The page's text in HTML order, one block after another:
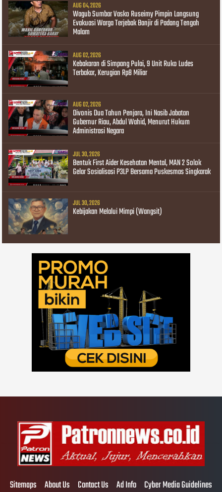
AUG 04, 2026
Wagub Sumbar Vasko Ruseimy Pimpin Langsung
Evakuasi Warga Terjebak Banjir di Padang Tengah
Malam
AUG 02, 2026
Kebakaran di Simpang Pulai, 9 Unit Ruko Ludes
Terbakar, Kerugian Rp8 Miliar
AUG 02, 2026
Divonis Dua Tahun Penjara, Ini Nasib Jabatan
Gubernur Riau, Abdul Wahid, Menurut Hukum
Administrasi Negara
JUL 30, 2026
Bentuk First Aider Kesehatan Mental, MAN 2 Solok
Gelar Sosialisasi P3LP Bersama Puskesmas Singkarak
JUL 30, 2026
Kebijakan Melalui Mimpi (Wangsit)
Sitemaps About Us Contact Us Ad Info Cyber Media Guidelines